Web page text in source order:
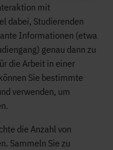
mit
dabei, Studierenden
Informationen (etwa
genau dann zu
die Arbeit in einer
Sie bestimmte
verwenden, um
die Anzahl von
Sammeln Sie zu